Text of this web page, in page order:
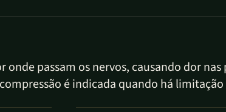
passam os nervos, causando dor
é indicada quando há